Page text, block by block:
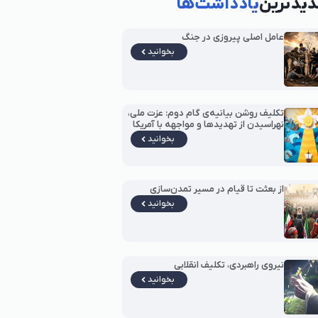
عامل اصلی پیروزی در جنگ
بخوانید
تکلیف روشن بیانیه‌ی گام دوم: عزت ملی،
نهراسیدن از تهدیدها و مواجهه با آمریکا
بخوانید
از بعثت تا قیام در مسیر تمدن‌سازی
بخوانید
نیروی راهبردی، تکلیف انقلابی
بخوانید